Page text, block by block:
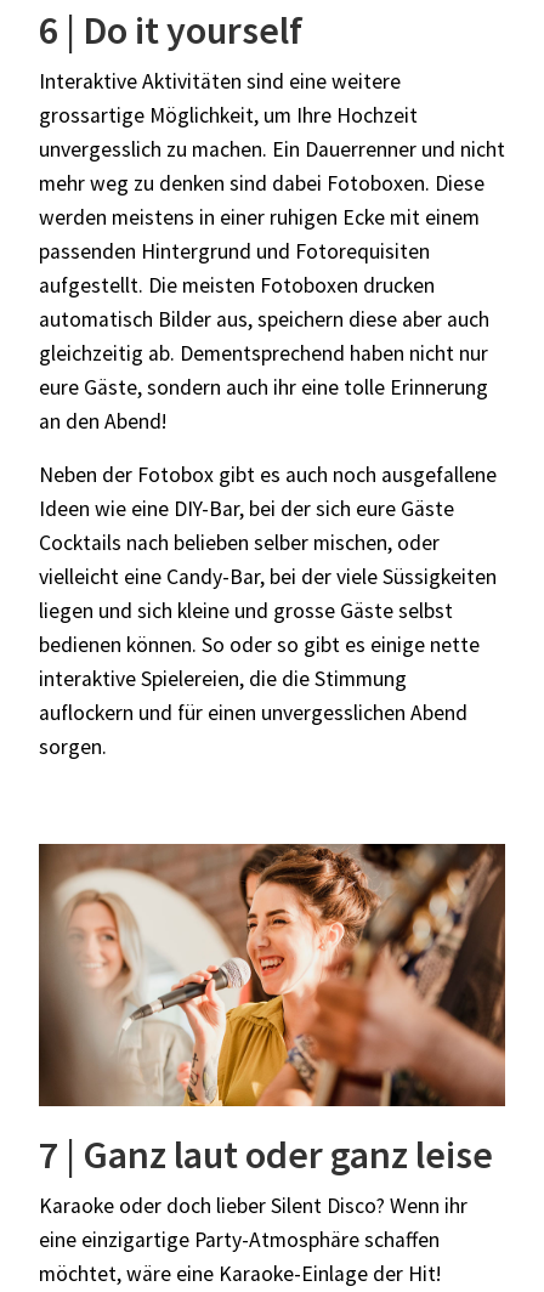
6 | Do it yourself
Interaktive Aktivitäten sind eine weitere
grossartige Möglichkeit, um Ihre Hochzeit
unvergesslich zu machen. Ein Dauerrenner und nicht
mehr weg zu denken sind dabei Fotoboxen. Diese
werden meistens in einer ruhigen Ecke mit einem
passenden Hintergrund und Fotorequisiten
aufgestellt. Die meisten Fotoboxen drucken
automatisch Bilder aus, speichern diese aber auch
gleichzeitig ab. Dementsprechend haben nicht nur
eure Gäste, sondern auch ihr eine tolle Erinnerung
an den Abend!
Neben der Fotobox gibt es auch noch ausgefallene
Ideen wie eine DIY-Bar, bei der sich eure Gäste
Cocktails nach belieben selber mischen, oder
vielleicht eine Candy-Bar, bei der viele Süssigkeiten
liegen und sich kleine und grosse Gäste selbst
bedienen können. So oder so gibt es einige nette
interaktive Spielereien, die die Stimmung
auflockern und für einen unvergesslichen Abend
sorgen.
7 | Ganz laut oder ganz leise
Karaoke oder doch lieber Silent Disco? Wenn ihr
eine einzigartige Party-Atmosphäre schaffen
möchtet, wäre eine Karaoke-Einlage der Hit!